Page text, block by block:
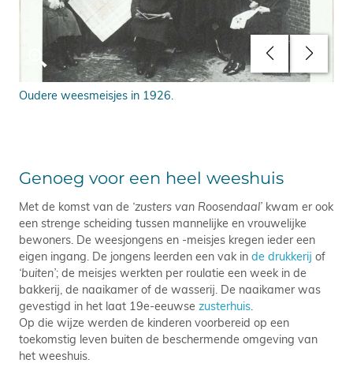
Oudere weesmeisjes in 1926.
Genoeg voor een heel weeshuis
Met de komst van de ‘zusters van Roosendaal’ kwam er ook
een strenge scheiding tussen mannelijke en vrouwelijke
bewoners. De weesjongens en -meisjes kregen ieder een
eigen ingang. De jongens leerden een vak in de drukkerij of
‘buiten’; de meisjes werkten per roulatie een week in de
bakkerij, de naaikamer of de wasserij. De naaikamer was
gevestigd in het laat 19e-eeuwse zusterhuis.
Op die wijze werden de kinderen voorbereid op een
toekomstig leven buiten de beschermende omgeving van
het weeshuis.